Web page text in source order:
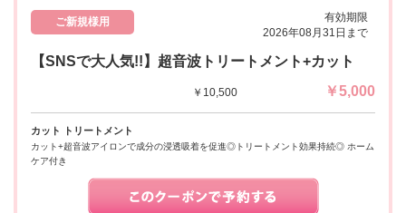
ご新規様用
有効期限
2026年08月31日まで
【SNSで大人気!!】超音波トリートメント+カット
￥10,500 ￥5,000
カット トリートメント
カット+超音波アイロンで成分の浸透吸着を促進◎トリートメント効果持続◎ ホーム
ケア付き